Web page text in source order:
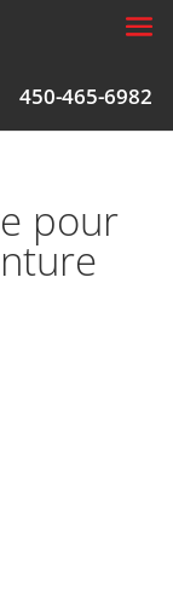
450-465-6982
pour